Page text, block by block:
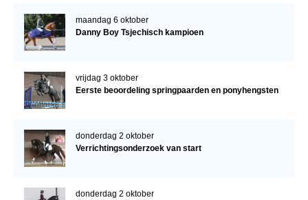
maandag 6 oktober
Danny Boy Tsjechisch kampioen
vrijdag 3 oktober
Eerste beoordeling springpaarden en ponyhengsten
donderdag 2 oktober
Verrichtingsonderzoek van start
donderdag 2 oktober